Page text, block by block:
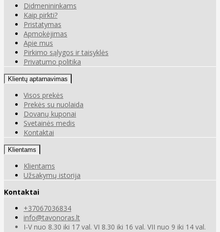
Didmenininkams
Kaip pirkti?
Pristatymas
Apmokėjimas
Apie mus
Pirkimo sąlygos ir taisyklės
Privatumo politika
Klientų aptarnavimas
Visos prekės
Prekės su nuolaida
Dovanų kuponai
Svetainės medis
Kontaktai
Klientams
Klientams
Užsakymų istorija
Kontaktai
+37067036834
info@tavonoras.lt
I-V nuo 8.30 iki 17 val. VI 8.30 iki 16 val. VII nuo 9 iki 14 val.